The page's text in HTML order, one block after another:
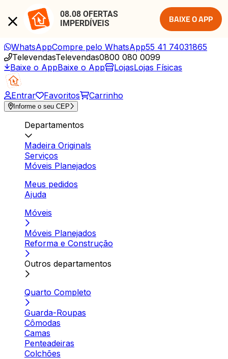
08.08 OFERTAS
IMPERDÍVEIS
BAIXE O APP
WhatsAppCompre pelo WhatsApp55 41 74031865
TelevendasTelevendas0800 080 0099
Baixe o AppBaixe o App LojasLojas Físicas
Entrar Favoritos Carrinho
Informe o seu CEP
Departamentos
Madeira Originals
Serviços
Móveis Planejados
Meus pedidos
Ajuda
Móveis
Móveis Planejados
Reforma e Construção
Outros departamentos
Quarto Completo
Guarda-Roupas
Cômodas
Camas
Penteadeiras
Colchões